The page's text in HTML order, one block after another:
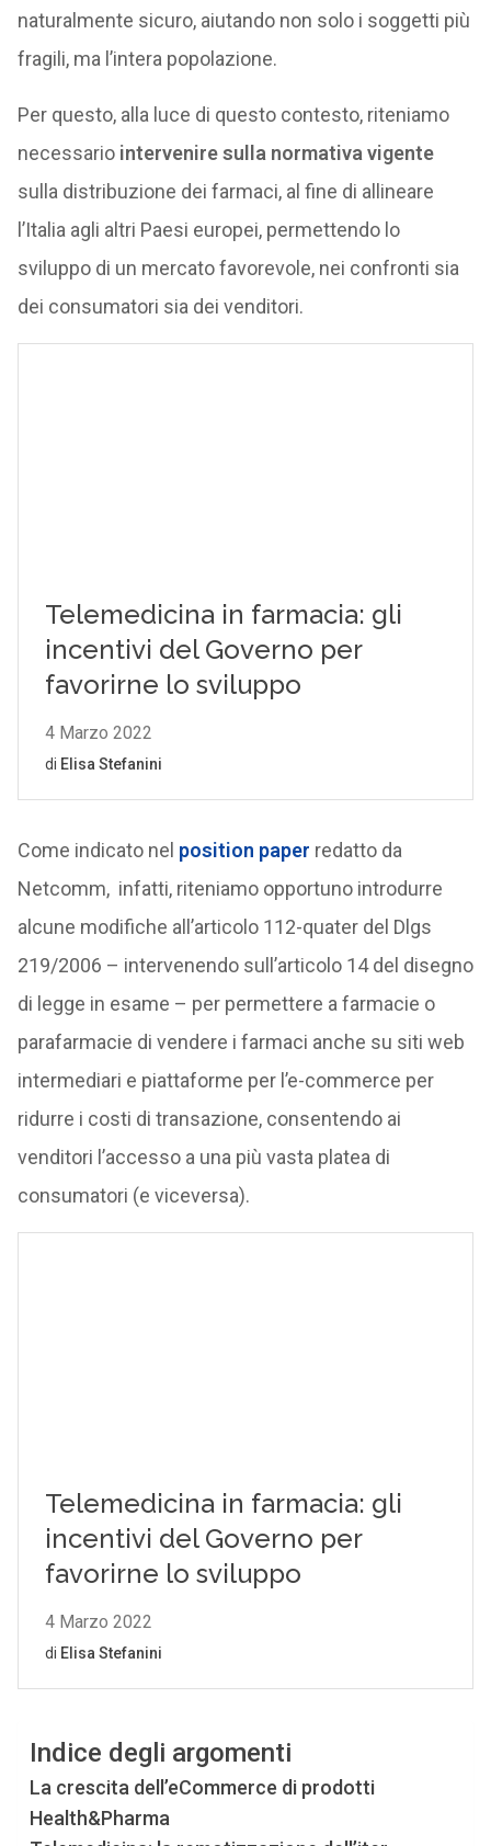
naturalmente sicuro, aiutando non solo i soggetti più
fragili, ma l’intera popolazione.
Per questo, alla luce di questo contesto, riteniamo
necessario intervenire sulla normativa vigente
sulla distribuzione dei farmaci, al fine di allineare
l’Italia agli altri Paesi europei, permettendo lo
sviluppo di un mercato favorevole, nei confronti sia
dei consumatori sia dei venditori.
Come indicato nel position paper redatto da
Netcomm, infatti, riteniamo opportuno introdurre
alcune modifiche all’articolo 112-quater del Dlgs
219/2006 – intervenendo sull’articolo 14 del disegno
di legge in esame – per permettere a farmacie o
parafarmacie di vendere i farmaci anche su siti web
intermediari e piattaforme per l’e-commerce per
ridurre i costi di transazione, consentendo ai
venditori l’accesso a una più vasta platea di
consumatori (e viceversa).
Indice degli argomenti
La crescita dell’eCommerce di prodotti
Health&Pharma